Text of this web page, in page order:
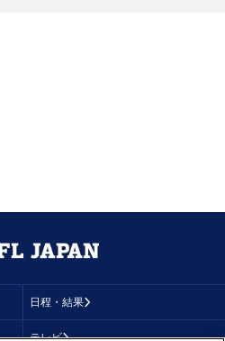
日程・結果
テレビ